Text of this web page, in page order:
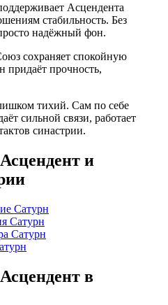
Асцендента
стабильность. Без
надёжный фон.
сохраняет спокойную
придаёт прочность,
тихий. Сам по себе
сильной связи, работает
синастрии.
и
Сатурн
Сатурн
Сатурн
в